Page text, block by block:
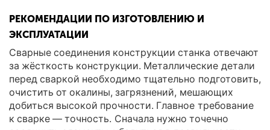
РЕКОМЕНДАЦИИ ПО ИЗГОТОВЛЕНИЮ И
ЭКСПЛУАТАЦИИ
Сварные соединения конструкции станка отвечают
за жёсткость конструкции. Металлические детали
перед сваркой необходимо тщательно подготовить,
очистить от окалины, загрязнений, мешающих
добиться высокой прочности. Главное требование
к сварке — точность. Сначала нужно точечно